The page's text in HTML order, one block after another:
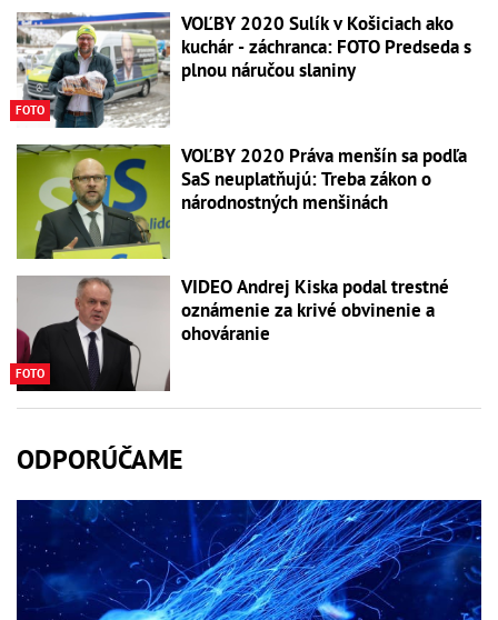
FOTO
VOĽBY 2020 Sulík v Košiciach ako
kuchár - záchranca: FOTO Predseda s
plnou náručou slaniny
VOĽBY 2020 Práva menšín sa podľa
SaS neuplatňujú: Treba zákon o
národnostných menšinách
FOTO
VIDEO Andrej Kiska podal trestné
oznámenie za krivé obvinenie a
ohováranie
ODPORÚČAME